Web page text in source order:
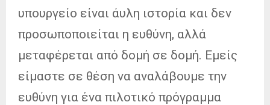
υπουργείο είναι άυλη ιστορία και δεν
προσωποποιείται η ευθύνη, αλλά
μεταφέρεται από δομή σε δομή. Εμείς
είμαστε σε θέση να αναλάβουμε την
ευθύνη για ένα πιλοτικό πρόγραμμα